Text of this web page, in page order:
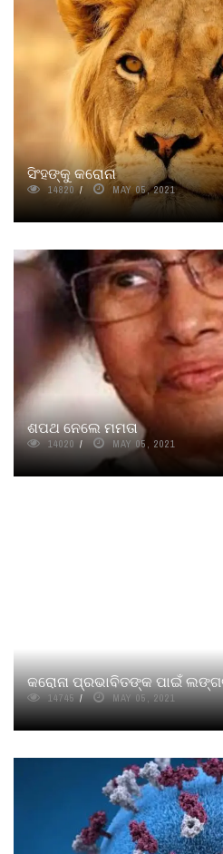
ସିଂହଙ୍କୁ କରୋନା
14820 MAY 05, 2021
ଶପଥ ନେଲେ ମମତା
14020 MAY 05, 2021
କରୋନା ପ୍ରଭାବିତଙ୍କ ପାଇଁ
14745 MAY 05, 2021